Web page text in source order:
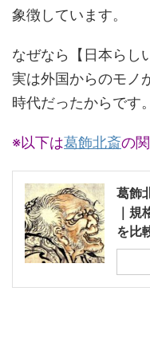
象徴しています。
なぜなら【日本らし
実は外国からのモノ
時代だったからです。
※以下は葛飾北斎の
葛飾
｜規
を比